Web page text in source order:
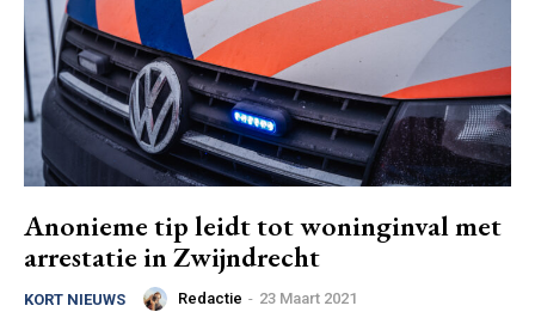
Anonieme tip leidt tot woninginval met
arrestatie in Zwijndrecht
KORT NIEUWS Redactie - 23 Maart 2021